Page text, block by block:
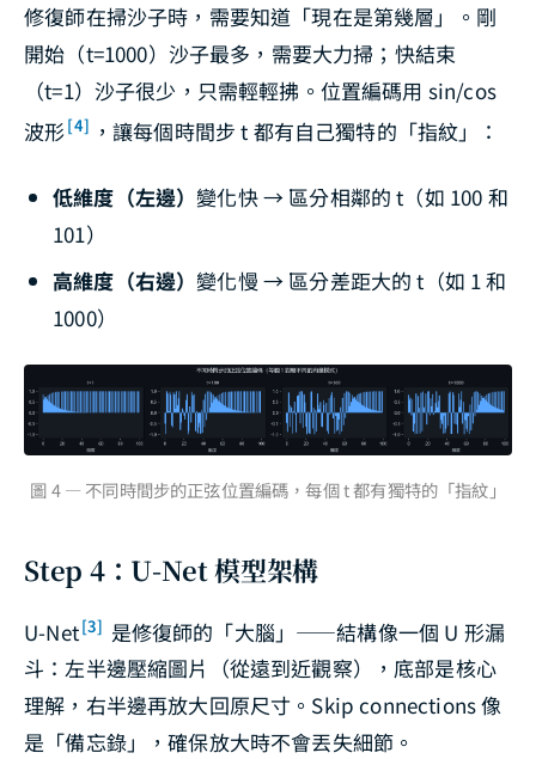
修復師在掃沙子時，需要知道「現在是第幾層」。剛
開始（t=1000）沙子最多，需要大力掃；快結束
（t=1）沙子很少，只需輕輕拂。位置編碼用 sin/cos
波形[4] ，讓每個時間步 t 都有自己獨特的「指紋」：
低維度（左邊） 變化快 → 區分相鄰的 t（如 100 和
101）
高維度（右邊） 變化慢 → 區分差距大的 t（如 1 和
1000）
圖 4 — 不同時間步的正弦位置編碼，每個 t 都有獨特的「指紋」
Step 4：U-Net 模型架構
U-Net[3] 是修復師的「大腦」——結構像一個 U 形漏
斗：左半邊壓縮圖片（從遠到近觀察），底部是核心
理解，右半邊再放大回原尺寸。Skip connections 像
是「備忘錄」，確保放大時不會丟失細節。